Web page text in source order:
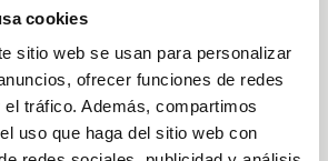
cookies
sitio web se usan para personalizar
ofrecer funciones de redes
tráfico. Además, compartimos
uso que haga del sitio web con
Valencia como con el
encontramos
Célere
de Valencia, a pocos
cauce del Turia, se